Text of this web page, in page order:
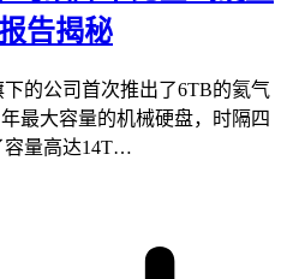
告揭秘
下的公司首次推出了6TB的氦气
最大容量的机械硬盘，时隔四
容量高达14T…